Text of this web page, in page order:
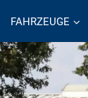
FAHRZEUGE